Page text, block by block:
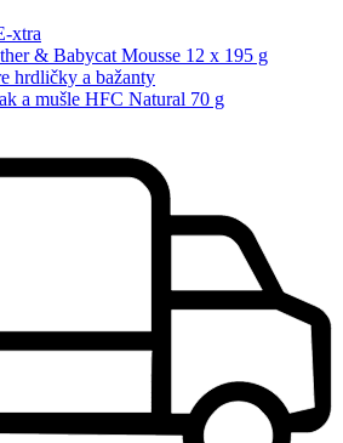
xtra
& Babycat Mousse 12 x 195 g
hrdličky a bažanty
a mušle HFC Natural 70 g